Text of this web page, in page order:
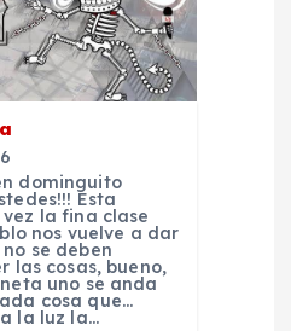
dominguito
Esta
la fina clase
nos vuelve a dar
se deben
las cosas, bueno,
uno se anda
cosa que…
la luz la…